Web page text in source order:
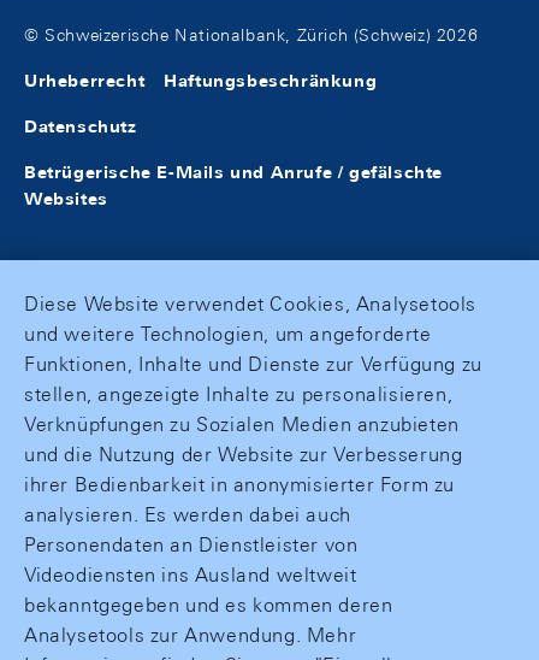
© Schweizerische Nationalbank, Zürich (Schweiz) 2026
Urheberrecht Haftungsbeschränkung
Datenschutz
Betrügerische E-Mails und Anrufe / gefälschte
Websites
Diese Website verwendet Cookies, Analysetools
und weitere Technologien, um angeforderte
Funktionen, Inhalte und Dienste zur Verfügung zu
stellen, angezeigte Inhalte zu personalisieren,
Verknüpfungen zu Sozialen Medien anzubieten
und die Nutzung der Website zur Verbesserung
ihrer Bedienbarkeit in anonymisierter Form zu
analysieren. Es werden dabei auch
Personendaten an Dienstleister von
Videodiensten ins Ausland weltweit
bekanntgegeben und es kommen deren
Analysetools zur Anwendung. Mehr